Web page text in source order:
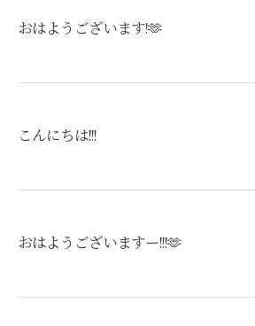
おはようございます!🫶
こんにちは!!!
おはようございますー!!!🫶